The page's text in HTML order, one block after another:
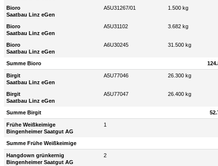
Bioro
Saatbau Linz eGen
A5U31267/01 1.500 kg
Bioro
Saatbau Linz eGen
A5U31102 3.682 kg
Bioro
Saatbau Linz eGen
A6U30245 31.500 kg
Summe Bioro
Birgit
Saatbau Linz eGen
A5U77046 26.300 kg
Birgit
Saatbau Linz eGen
A5U77047 26.400 kg
Summe Birgit
Frühe Weißkeimige
Bingenheimer Saatgut AG
1
Summe Frühe Weißkeimige
Hangdown grünkernig
Bingenheimer Saatgut AG
2